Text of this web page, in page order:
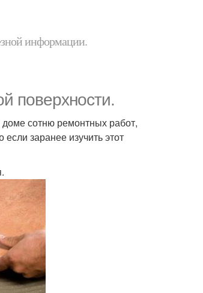
информации.
поверхности.
сотню ремонтных работ,
заранее изучить этот